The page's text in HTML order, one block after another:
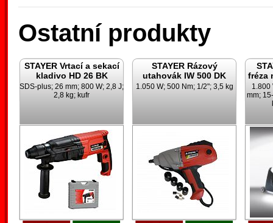
Ostatní produkty
STAYER Vrtací a sekací
kladivo HD 26 BK
SDS-plus; 26 mm; 800 W; 2,8 J;
2,8 kg; kufr
STAYER Rázový
utahovák IW 500 DK
1.050 W; 500 Nm; 1/2"; 3,5 kg
fréza
1.800
mm;